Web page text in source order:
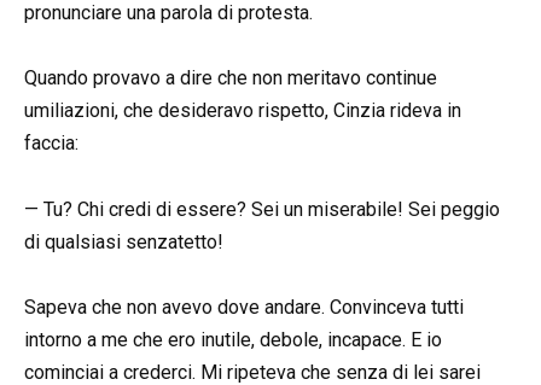
pronunciare una parola di protesta.
Quando provavo a dire che non meritavo continue
umiliazioni, che desideravo rispetto, Cinzia rideva in
faccia:
— Tu? Chi credi di essere? Sei un miserabile! Sei peggio
di qualsiasi senzatetto!
Sapeva che non avevo dove andare. Convinceva tutti
intorno a me che ero inutile, debole, incapace. E io
cominciai a crederci. Mi ripeteva che senza di lei sarei